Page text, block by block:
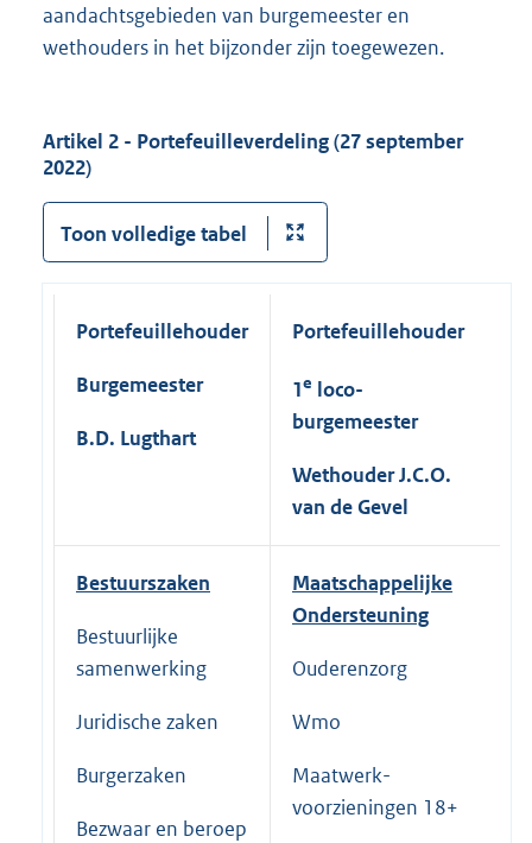
aandachtsgebieden van burgemeester en
wethouders in het bijzonder zijn toegewezen.
Artikel 2 - Portefeuilleverdeling (27 september
2022)
Toon volledige tabel
Portefeuillehouder
Burgemeester
B.D. Lugthart
Portefeuillehouder
1e loco-
burgemeester
Wethouder J.C.O.
van de Gevel
Bestuurszaken
Bestuurlijke
samenwerking
Juridische zaken
Burgerzaken
Bezwaar en beroep
Maatschappelijke
Ondersteuning
Ouderenzorg
Wmo
Maatwerk-
voorzieningen 18+